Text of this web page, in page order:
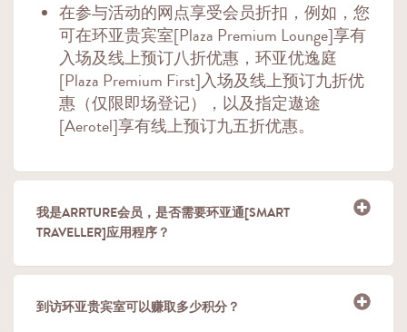
在参与活动的网点享受会员折扣，例如，您
可在环亚贵宾室[Plaza Premium Lounge]享有
入场及线上预订八折优惠，环亚优逸庭
[Plaza Premium First]入场及线上预订九折优
惠（仅限即场登记），以及指定遨途
[Aerotel]享有线上预订九五折优惠。
我是ARRTURE会员，是否需要环亚通[SMART
TRAVELLER]应用程序？
到访环亚贵宾室可以赚取多少积分？